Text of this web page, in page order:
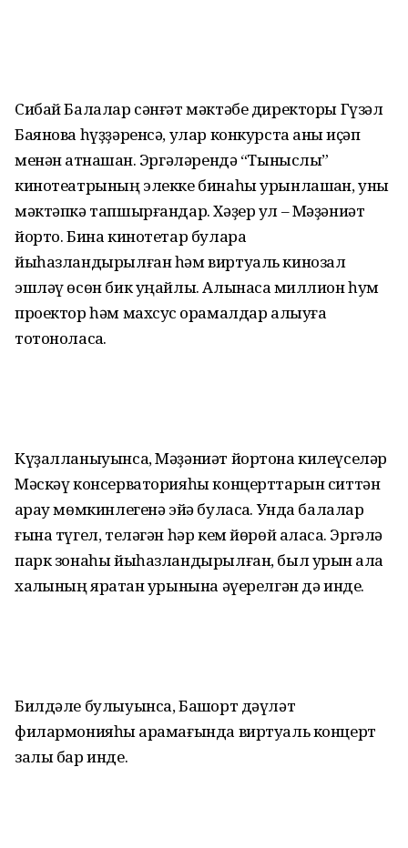
Сибай Балалар сәнғәт мәктәбе директоры Гүзәл
Баянова һүҙҙәренсә, улар конкурста аныҡ иҫәп
менән ҡатнашҡан. Эргәләрендә “Тыныслыҡ”
кинотеатрының элекке бинаһы урынлашҡан, уны
мәктәпкә тапшырғандар. Хәҙер ул – Мәҙәниәт
йорто. Бина кинотетар булараҡ
йыһазландырылған һәм виртуаль кинозал
эшләү өсөн бик уңайлы. Алынасаҡ миллион һум
проектор һәм махсус ҡорамалдар алыуға
тотоноласаҡ.
Күҙалланыуынса, Мәҙәниәт йортона килеүселәр
Мәскәү консерваторияһы концерттарын ситтән
ҡарау мөмкинлегенә эйә буласаҡ. Унда балалар
ғына түгел, теләгән һәр кем йөрөй аласаҡ. Эргәлә
парк зонаһы йыһазландырылған, был урын ҡала
халҡының яратҡан урынына әүерелгән дә инде.
Билдәле булыуынса, Башҡорт дәүләт
филармонияһы ҡарамағында виртуаль концерт
залы бар инде.